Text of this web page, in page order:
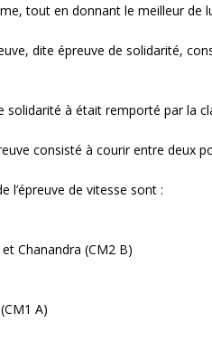
tout en donnant le meilleur de
dite épreuve de solidarité,
solidarité à était remporté par la
consisté à courir entre deux
l’épreuve de vitesse sont :
Chanandra (CM2 B)
A)